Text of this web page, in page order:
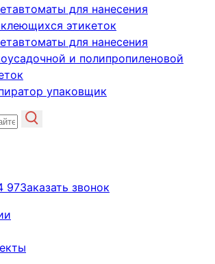
для нанесения
этикеток
для нанесения
и полипропиленовой
упаковщик
97Заказать звонок